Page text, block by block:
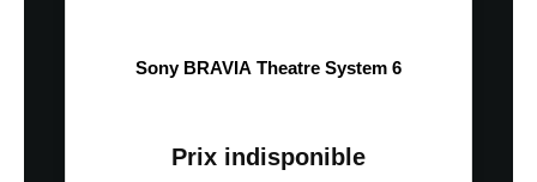
Sony BRAVIA Theatre System 6
Prix indisponible